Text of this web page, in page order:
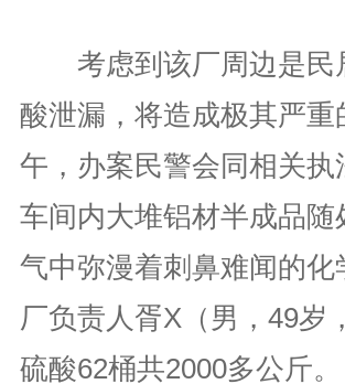
考虑到该厂周边是民
酸泄漏，将造成极其严
午，办案民警会同相关
车间内大堆铝材半成品
气中弥漫着刺鼻难闻的
厂负责人胥X（男，49岁
硫酸62桶共2000多公斤。